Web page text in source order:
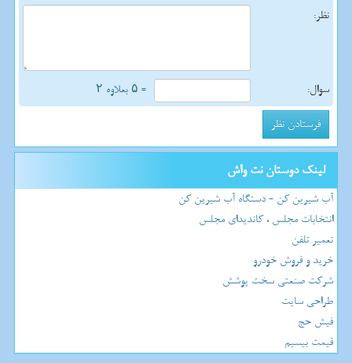
نظر:
سوال: = ۵ بعلاوه ۲
لینک دوستان نت واش
آب شیرین کن - دستگاه آب شیرین کن
انتخابات مجلس ، کاندیدای مجلس
تعمیر تلفن
خرید و فروش خودرو
شرکت صنعتی سخت پوشش
طراحی سایت
فیش حج
قیمت بیسیم